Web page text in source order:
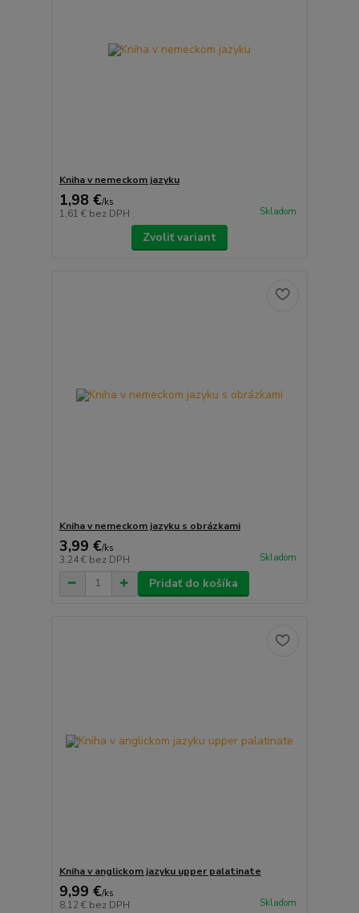
Kniha v nemeckom jazyku
1,98 €/ks
1,61 € bez DPH Skladom
Zvoliť variant
Kniha v nemeckom jazyku s obrázkami
3,99 €/ks
3,24 € bez DPH Skladom
Pridať do košíka
Kniha v anglickom jazyku upper palatinate
9,99 €/ks
8,12 € bez DPH Skladom